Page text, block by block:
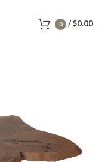
0 /$0.00